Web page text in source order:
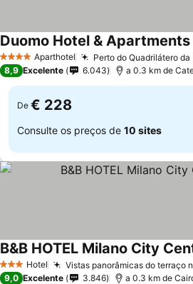
4 EstrelasAparthotel Perto do Quadrilátero
Duomo Hotel &
8,9 Excelente 6.043 a 0.3 km de
De € 228
Consulte os preços de 10 sites
3 EstrelasHotel Vistas panorâmicas do terraço
B&B HOTEL Milano City
9,0 Excelente 3.846 a 0.3 km de